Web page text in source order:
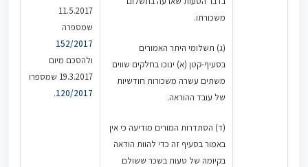
משכורתו.
(ג) תשלומי היתר האמורים
בסעיף-קטן (א) ינוכו בחלקים שווים
משתים עשרה משכורות חודשיות
של עובד ההוראה.
(ד) הסתדרות המורים מודיעה כי אין
באמור בסעיף זה כדי להוות הודאה
בקיומה של טעות בשכר ששולם
11.5.2017
שמספרה
152/2017
ולהסכם מיום
19.3.2017 שמספרו
120/2017
.